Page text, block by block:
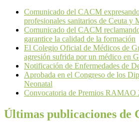
Comunicado del CACM
profesionales sanitarios de Ceuta y
Comunicado del CACM
garantice la calidad de la formación
El Colegio Oficial de Médicos de
agresión sufrida por un médico en
Notificación de Enfermedades de
Aprobada en el Congreso de los
Neonatal
Convocatoria de Premios RAMAO
Últimas publicaciones de